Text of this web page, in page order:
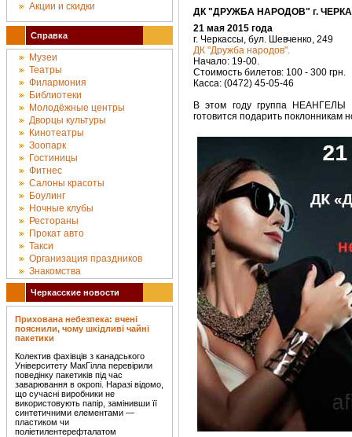
Акции и скидки
Справка
Музеи
Театры
Филармония
Библиотеки
Молодёжные центры
Дворцы культуры
Кинотеатры
Зоопарк
Гостиницы
Фитнес
Салоны красоты
Боулинг
Ночные клубы
Рестораны
Прокат авто
Такси
Организация праздников
Знакомства
Черкасские новости
Прихована небезпека: вчені
пояснили, чому шкідливі чайні
пакетики
Колектив фахівців з канадського
Університету МакГілла перевірили
поведінку пакетиків під час
заварювання в окропі. Наразі відомо,
що сучасні виробники не
використовують папір, замінивши її
синтетичними елементами —
пластиком чи
поліетилентерефталатом
ДК "ДРУЖБА НАРОДОВ" г.
21 мая 2015 года
г. Черкассы, бул. Шевченко, 249
ДК "Дружба народов".
Начало: 19-00.
Стоимость билетов: 100 - 300 грн.
Касса: (0472) 45-05-46
В этом году группа НЕАНГЕЛЫ
готовится подарить